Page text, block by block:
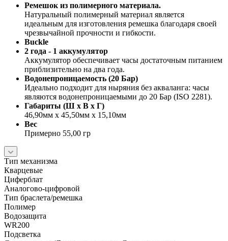
Ремешок из полимерного материала.
Натуральный полимерный материал является
идеальным для изготовления ремешка благодаря своей
чрезвычайной прочности и гибкости.
Buckle
2 года - 1 аккумулятор
Аккумулятор обеспечивает часы достаточным питанием
приблизительно на два года.
Водонепроницаемость (20 Бар)
Идеально подходит для ныряния без акваланга: часы
являются водонепроницаемыми до 20 Бар (ISO 2281).
Габариты (Ш x В x Г)
46,90мм x 45,50мм x 15,10мм
Вес
Примерно 55,00 гр
Тип механизма
Кварцевые
Циферблат
Аналогово-цифровой
Тип браслета/ремешка
Полимер
Водозащита
WR200
Подсветка